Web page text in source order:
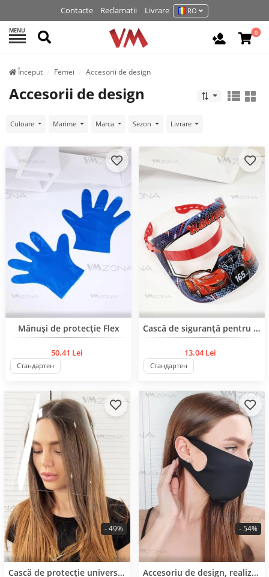
Contacte Reclamatii Livrare RO
MENU Cautati 0
Început Femei Accesorii de design
Accesorii de design
Culoare Marime Marca Sezon Livrare
BESTSELLER
Mănuși de protecție Flex
50.41 Lei
Стандартен
BESTSELLERCască de siguranță pentru copii
13.04 Lei
Стандартен
BESTSELLERCască de protecție universală a feței
- 49%
BESTSELLERAccesoriu de design, realizat din neopren ultra-subțire, o materie potrivită pentru lunile de vară.
- 54%